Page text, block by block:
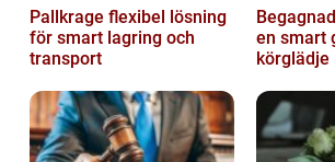
Pallkrage flexibel lösning
för smart lagring och
transport
en smart
körglädje